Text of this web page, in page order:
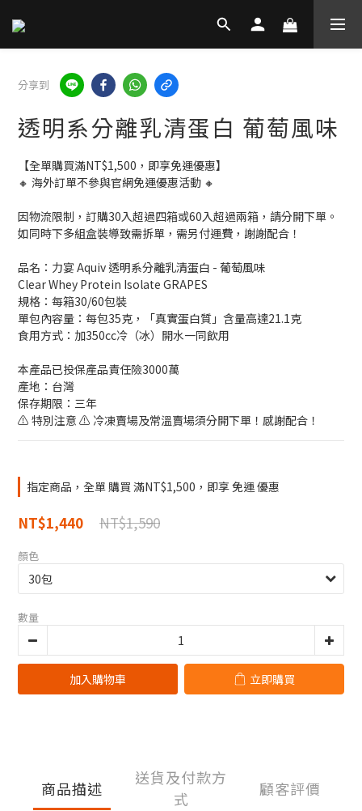
分享到
透明系分離乳清蛋白 葡萄風味
【全單購買滿NT$1,500，即享免運優惠】
🔸 海外訂單不參與官網免運優惠活動 🔸
因物流限制，訂購30入超過四箱或60入超過兩箱，請分開下單。
如同時下多組盒裝導致需拆單，需另付運費，謝謝配合！
品名：力宴 Aquiv 透明系分離乳清蛋白 - 葡萄風味
Clear Whey Protein Isolate GRAPES
規格：每箱30/60包裝
單包內容量：每包35克，「真實蛋白質」含量高達21.1克
食用方式：加350cc冷（冰）開水一同飲用
本產品已投保產品責任險3000萬
產地：台灣
保存期限：三年
⚠️ 特別注意 ⚠️ 冷凍賣場及常溫賣場須分開下單！感謝配合！
指定商品，全單 購買 滿NT$1,500，即享 免運 優惠
NT$1,590
NT$1,440
顏色
數量
加入購物車 立即購買
商品描述
送貨及付款方
式
顧客評價